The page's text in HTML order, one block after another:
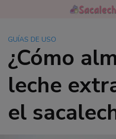
GUÍAS DE USO
¿Cómo
leche
el